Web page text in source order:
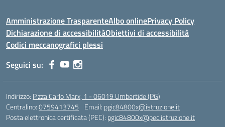
Amministrazione TrasparenteAlbo onlinePrivacy Policy
Dichiarazione di accessibilitàObiettivi di accessibilità
Codici meccanografici plessi
Seguici su:
Indirizzo: P.zza Carlo Marx, 1 - 06019 Umbertide (PG)
Centralino:0759413745 Email: pgic84800x@istruzione.it
Posta elettronica certificata (PEC): pgic84800x@pec.istruzione.it